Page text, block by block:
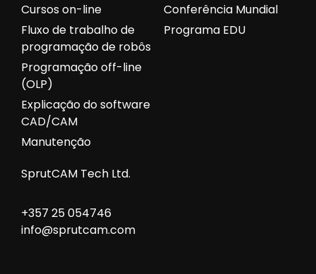
Conferência Mundial
Programa EDU
Cursos on-line
Fluxo de trabalho de
programação de robôs
Programação off-line
(OLP)
Explicação do software
CAD/CAM
Manutenção
SprutCAM Tech Ltd.
+357 25 054746
info@sprutcam.com